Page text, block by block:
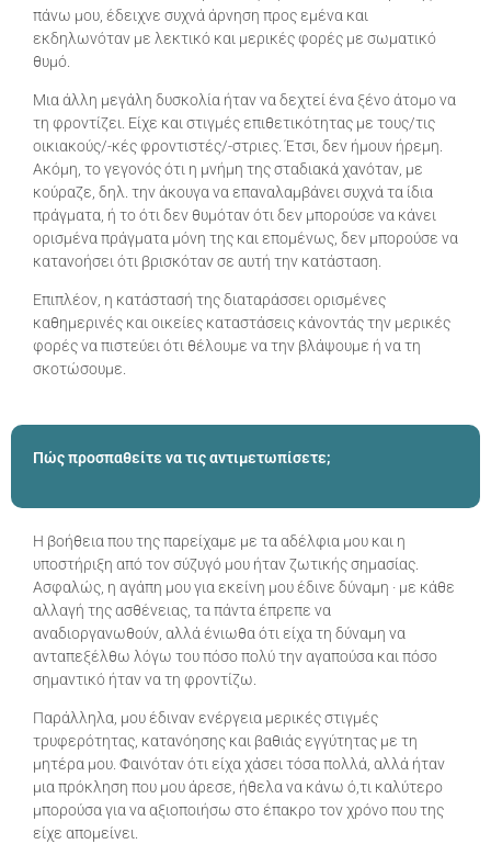
πάνω μου, έδειχνε συχνά άρνηση προς εμένα και
εκδηλωνόταν με λεκτικό και μερικές φορές με σωματικό
θυμό.
Μια άλλη μεγάλη δυσκολία ήταν να δεχτεί ένα ξένο άτομο να
τη φροντίζει. Είχε και στιγμές επιθετικότητας με τους/τις
οικιακούς/-κές φροντιστές/-στριες. Έτσι, δεν ήμουν ήρεμη.
Ακόμη, το γεγονός ότι η μνήμη της σταδιακά χανόταν, με
κούραζε, δηλ. την άκουγα να επαναλαμβάνει συχνά τα ίδια
πράγματα, ή το ότι δεν θυμόταν ότι δεν μπορούσε να κάνει
ορισμένα πράγματα μόνη της και επομένως, δεν μπορούσε να
κατανοήσει ότι βρισκόταν σε αυτή την κατάσταση.
Επιπλέον, η κατάστασή της διαταράσσει ορισμένες
καθημερινές και οικείες καταστάσεις κάνοντάς την μερικές
φορές να πιστεύει ότι θέλουμε να την βλάψουμε ή να τη
σκοτώσουμε.
Πώς προσπαθείτε να τις αντιμετωπίσετε;
Η βοήθεια που της παρείχαμε με τα αδέλφια μου και η
υποστήριξη από τον σύζυγό μου ήταν ζωτικής σημασίας.
Ασφαλώς, η αγάπη μου για εκείνη μου έδινε δύναμη · με κάθε
αλλαγή της ασθένειας, τα πάντα έπρεπε να
αναδιοργανωθούν, αλλά ένιωθα ότι είχα τη δύναμη να
ανταπεξέλθω λόγω του πόσο πολύ την αγαπούσα και πόσο
σημαντικό ήταν να τη φροντίζω.
Παράλληλα, μου έδιναν ενέργεια μερικές στιγμές
τρυφερότητας, κατανόησης και βαθιάς εγγύτητας με τη
μητέρα μου. Φαινόταν ότι είχα χάσει τόσα πολλά, αλλά ήταν
μια πρόκληση που μου άρεσε, ήθελα να κάνω ό,τι καλύτερο
μπορούσα για να αξιοποιήσω στο έπακρο τον χρόνο που της
είχε απομείνει.